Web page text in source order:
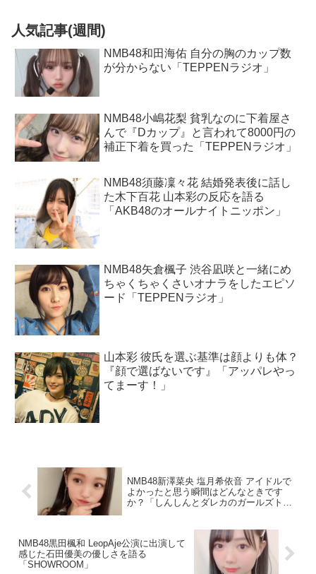
人気記事(週間)
NMB48和田海佑 自分の胸のカップ数
が分からない「TEPPENラジオ」
NMB48小嶋花梨 貧乳なのに下着屋さ
んで『Dカップ』と言われて8000円の
補正下着を買った「TEPPENラジオ」
NMB48須藤凜々花 結婚発表後に話し
た木下百花 山本彩の反応を語る
「AKB48のオールナイトニッポン」
NMB48矢倉楓子 渋谷凪咲と一緒にめ
ちゃくちゃくさいオナラをしたエピソ
ード「TEPPENラジオ」
山本彩 彼氏を選ぶ基準は顔よりも体？
『顔で選ばないです』「アッパレやっ
てまーす！」
NMB48新澤菜央 塩月希依音 アイドルで
よかったと思う瞬間はどんなときです
か？「しんしんとダレカのガールズトー
NMB48黒田楓和 LeopAje公演に出演して
感じた石田優美の優しさを語る
「SHOWROOM」